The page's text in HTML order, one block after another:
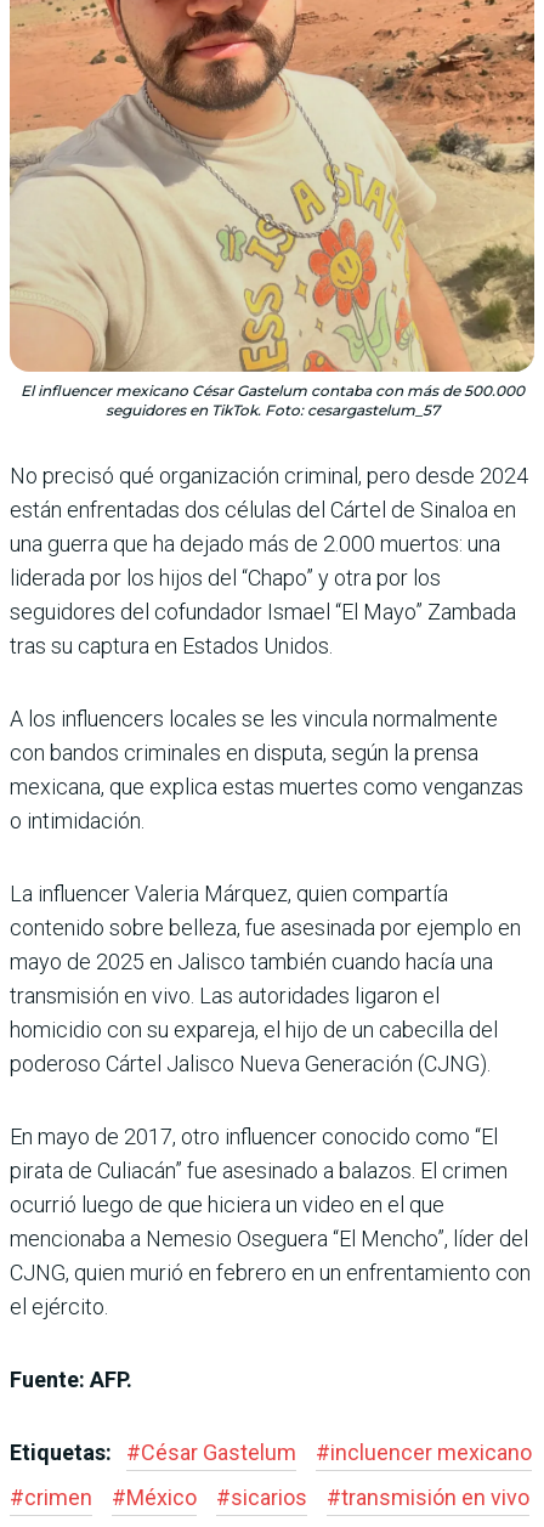
El influencer mexicano César Gastelum contaba con más de 500.000
seguidores en TikTok. Foto: cesargastelum_57
No precisó qué organización criminal, pero desde 2024
están enfrentadas dos células del Cártel de Sinaloa en
una guerra que ha dejado más de 2.000 muertos: una
liderada por los hijos del “Chapo” y otra por los
seguidores del cofundador Ismael “El Mayo” Zambada
tras su captura en Estados Unidos.
A los influencers locales se les vincula normalmente
con bandos criminales en disputa, según la prensa
mexicana, que explica estas muertes como venganzas
o intimidación.
La influencer Valeria Márquez, quien compartía
contenido sobre belleza, fue asesinada por ejemplo en
mayo de 2025 en Jalisco también cuando hacía una
transmisión en vivo. Las autoridades ligaron el
homicidio con su expareja, el hijo de un cabecilla del
poderoso Cártel Jalisco Nueva Generación (CJNG).
En mayo de 2017, otro influencer conocido como “El
pirata de Culiacán” fue asesinado a balazos. El crimen
ocurrió luego de que hiciera un video en el que
mencionaba a Nemesio Oseguera “El Mencho”, líder del
CJNG, quien murió en febrero en un enfrentamiento con
el ejército.
Fuente: AFP.
Etiquetas: #César Gastelum #incluencer mexicano
#crimen #México #sicarios #transmisión en vivo